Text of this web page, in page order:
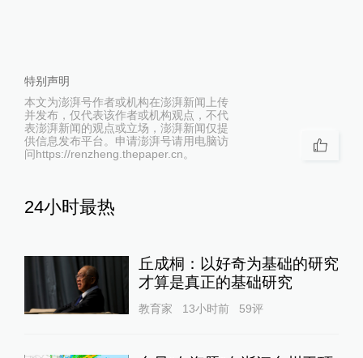
特别声明
本文为澎湃号作者或机构在澎湃新闻上传
并发布，仅代表该作者或机构观点，不代
表澎湃新闻的观点或立场，澎湃新闻仅提
供信息发布平台。申请澎湃号请用电脑访
问https://renzheng.thepaper.cn。
24小时最热
丘成桐：以好奇为基础的研究
才算是真正的基础研究
教育家 13小时前 59评